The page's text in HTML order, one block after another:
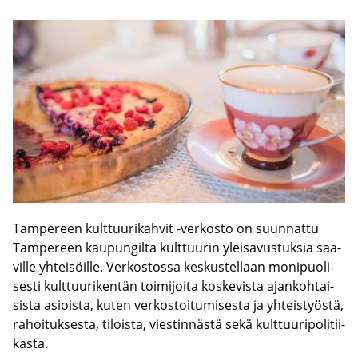
Tam­pe­reen kult­tuu­ri­kah­vit -​verkosto on suun­nat­tu
Tam­pe­reen kau­pun­gil­ta kult­tuu­rin ylei­sa­vus­tuk­sia saa­
vil­le yh­tei­söil­le. Ver­kos­tos­sa kes­kus­tel­laan mo­ni­puo­li­
ses­ti kult­tuu­ri­ken­tän toi­mi­joi­ta kos­ke­vis­ta ajan­koh­tai­
sis­ta asiois­ta, kuten ver­kos­toi­tu­mi­ses­ta ja yh­teis­työs­tä,
ra­hoi­tuk­ses­ta, ti­lois­ta, vies­tin­näs­tä sekä kult­tuu­ri­po­li­tii­
kas­ta.